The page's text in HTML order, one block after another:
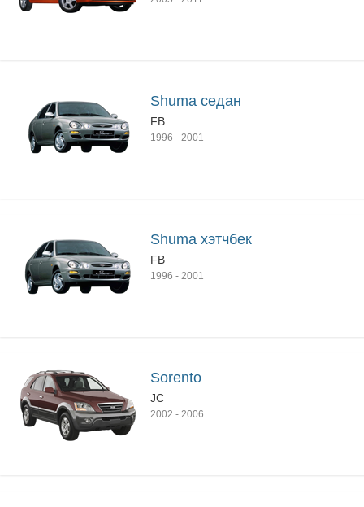
Shuma седан
FB
1996 - 2001
Shuma хэтчбек
FB
1996 - 2001
Sorento
JC
2002 - 2006